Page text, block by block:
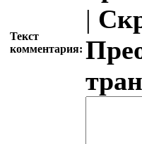
Текст
комментария:
|